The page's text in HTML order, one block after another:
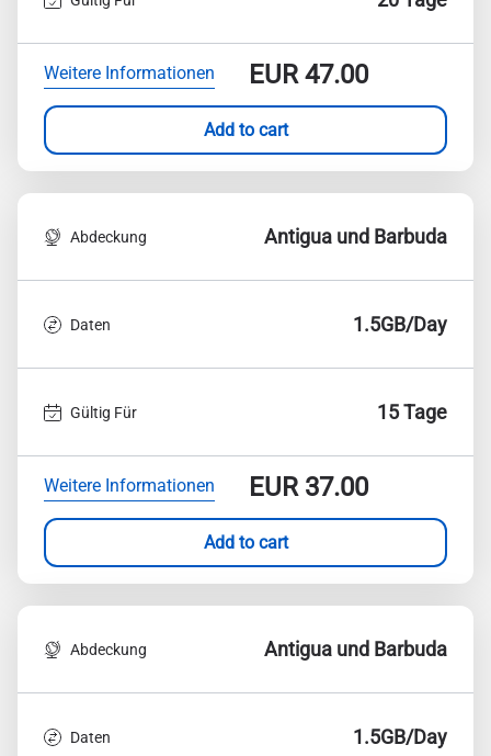
Weitere Informationen EUR47.00
Add to cart
Abdeckung Antigua und Barbuda
Daten 1.5GB/Day
Gültig Für 15 Tage
Weitere Informationen EUR37.00
Add to cart
Abdeckung Antigua und Barbuda
Daten 1.5GB/Day